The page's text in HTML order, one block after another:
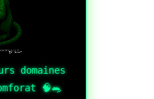
domaines
🧠🐀